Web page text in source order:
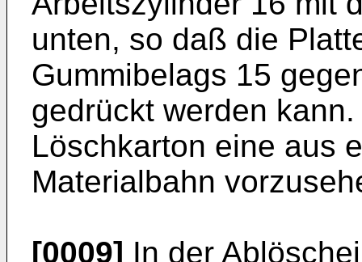
unten, so daß die
Gummibelags 15
gedrückt werden
Löschkarton eine aus
Materialbahn
[0009] In der